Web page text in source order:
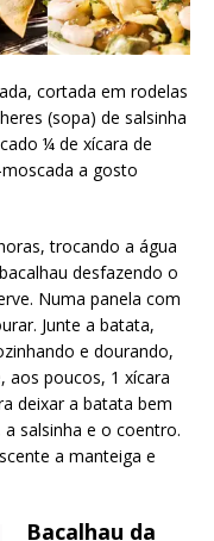
cortada em rodelas
(sopa) de salsinha
¼ de xícara de
a gosto
trocando a água
desfazendo o
Numa panela com
Junte a batata,
e dourando,
aos poucos, 1 xícara
deixar a batata bem
salsinha e o coentro.
a manteiga e
Bacalhau da